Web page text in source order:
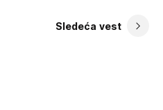
Sledeća vest